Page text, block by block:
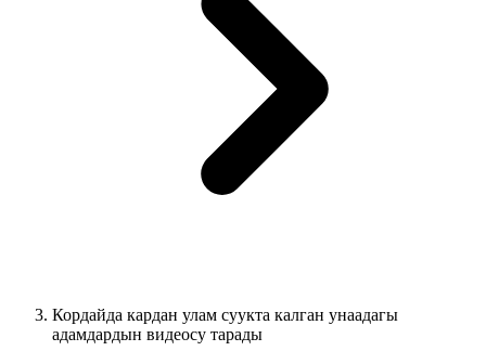
Кордайда кардан улам суукта калган унаадагы
адамдардын видеосу тарады